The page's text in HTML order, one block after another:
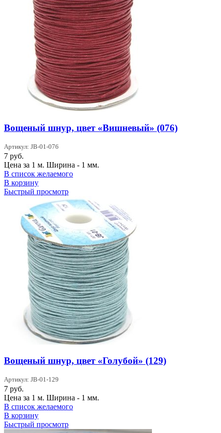
Вощеный шнур, цвет «Вишневый» (076)
Артикул: JB-01-076
7 руб.
Цена за 1 м. Ширина - 1 мм.
В список желаемого
В корзину
Быстрый просмотр
Вощеный шнур, цвет «Голубой» (129)
Артикул: JB-01-129
7 руб.
Цена за 1 м. Ширина - 1 мм.
В список желаемого
В корзину
Быстрый просмотр